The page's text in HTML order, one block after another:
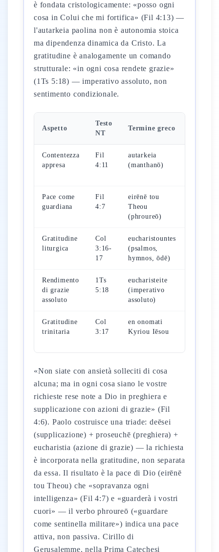
è fondata cristologicamente: «posso ogni
cosa in Colui che mi fortifica» (Fil 4:13) —
l'autarkeia paolina non è autonomia stoica
ma dipendenza dinamica da Cristo. La
gratitudine è analogamente un comando
strutturale: «in ogni cosa rendete grazie»
(1Ts 5:18) — imperativo assoluto, non
sentimento condizionale.
Aspetto
Testo
NT
Termine greco
Contentezza
appresa
Fil
4:11
autarkeia
(manthanō)
Pace come
guardiana
Fil
4:7
eirēnē tou
Theou
(phroureō)
Gratitudine
liturgica
Col
3:16-
17
eucharistountes
(psalmos,
hymnos, ōdē)
Rendimento
di grazie
assoluto
1Ts
5:18
eucharisteite
(imperativo
assoluto)
Gratitudine
trinitaria
Col
3:17
en onomati
Kyriou Iēsou
«Non siate con ansietà solleciti di cosa
alcuna; ma in ogni cosa siano le vostre
richieste rese note a Dio in preghiera e
supplicazione con azioni di grazie» (Fil
4:6). Paolo costruisce una triade: deēsei
(supplicazione) + proseuchē (preghiera) +
eucharistia (azione di grazie) — la richiesta
è incorporata nella gratitudine, non separata
da essa. Il risultato è la pace di Dio (eirēnē
tou Theou) che «sopravanza ogni
intelligenza» (Fil 4:7) e «guarderà i vostri
cuori» — il verbo phroureō («guardare
come sentinella militare») indica una pace
attiva, non passiva. Cirillo di
Gerusalemme, nella Prima Catechesi